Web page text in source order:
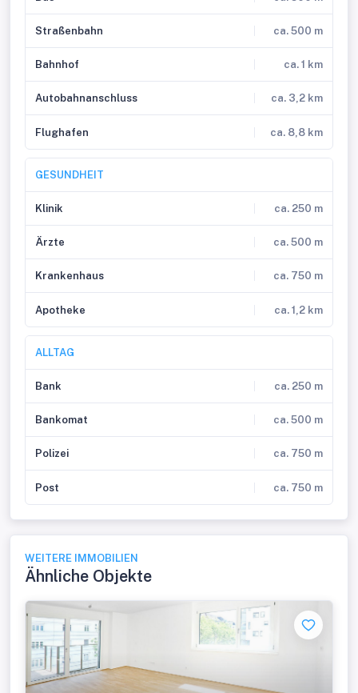
Straßenbahn ca. 500 m
Bahnhof ca. 1 km
Autobahnanschluss ca. 3,2 km
Flughafen ca. 8,8 km
GESUNDHEIT
Klinik ca. 250 m
Ärzte ca. 500 m
Krankenhaus ca. 750 m
Apotheke ca. 1,2 km
ALLTAG
Bank ca. 250 m
Bankomat ca. 500 m
Polizei ca. 750 m
Post ca. 750 m
WEITERE IMMOBILIEN
Ähnliche Objekte